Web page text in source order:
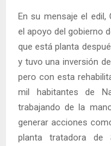
En su mensaje el edil,
el apoyo del gobierno
que está planta
y tuvo una inversión
pero con esta
mil habitantes de
trabajando de la
generar acciones
planta tratadora